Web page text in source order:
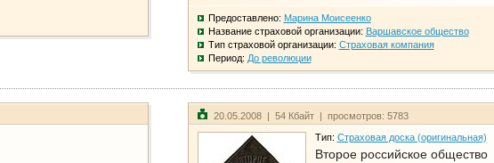
Предоставлено: Марина Моисеенко
Название страховой организации: Варшавское общество
Тип страховой организации: Страховая компания
Период: До революции
20.05.2008 | 54 Кбайт | просмотров: 5783
Тип: Страховая доска (оригинальная)
Второе российское общество